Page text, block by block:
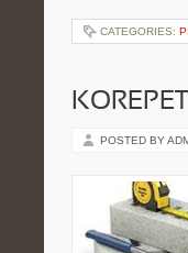
CATEGORIES:
POSTED BY